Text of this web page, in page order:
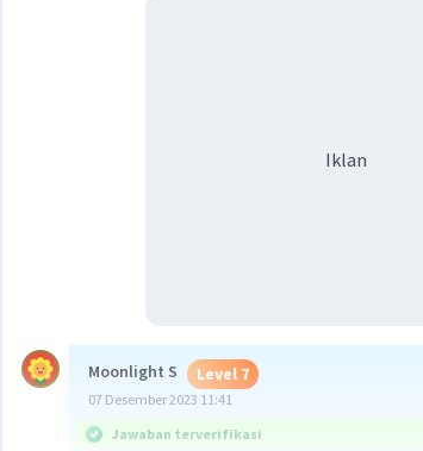
Iklan
Moonlight S Level 7
07 Desember 2023 11:41
Jawaban terverifikasi